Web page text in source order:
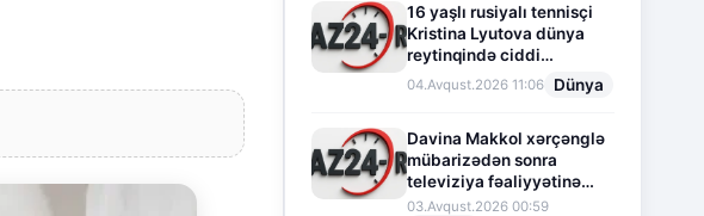
16 yaşlı rusiyalı tennisçi
Kristina Lyutova dünya
reytinqində ciddi
irəliləyişə imza atdı
04.Avqust.2026 11:06 Dünya
Davina Makkol xərçənglə
mübarizədən sonra
televiziya fəaliyyətinə
fasilə verir
03.Avqust.2026 00:59